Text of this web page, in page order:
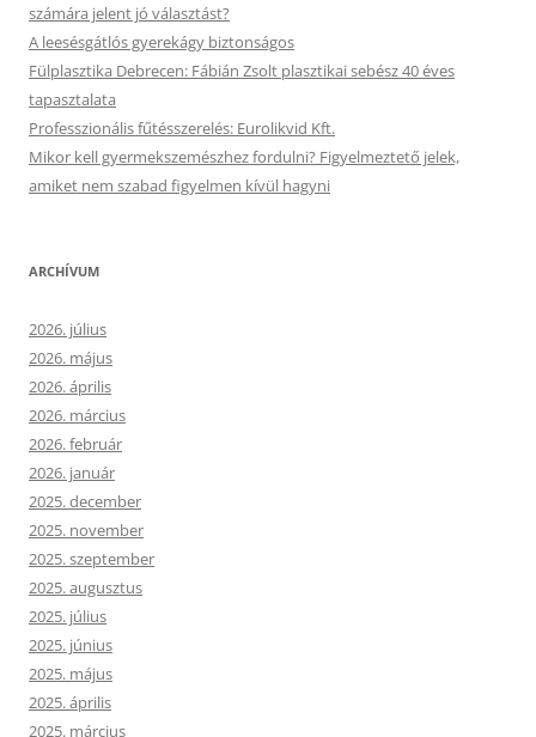
számára jelent jó választást?
A leesésgátlós gyerekágy biztonságos
Fülplasztika Debrecen: Fábián Zsolt plasztikai sebész 40 éves
tapasztalata
Professzionális fűtésszerelés: Eurolikvid Kft.
Mikor kell gyermekszemészhez fordulni? Figyelmeztető jelek,
amiket nem szabad figyelmen kívül hagyni
ARCHÍVUM
2026. július
2026. május
2026. április
2026. március
2026. február
2026. január
2025. december
2025. november
2025. szeptember
2025. augusztus
2025. július
2025. június
2025. május
2025. április
2025. március